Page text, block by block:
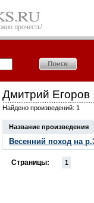
прочесть!
Дмитрий Егоров
Найдено произведений: 1
Название произведения
Весенний поход на
Страницы: 1